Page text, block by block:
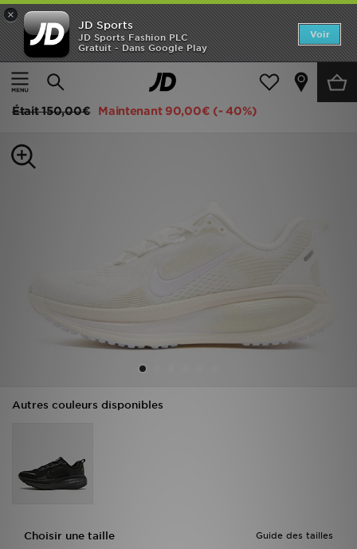
×
JD Sports
JD Sports Fashion PLC
Gratuit - Dans Google Play
Voir
Accueil
Femme Chaussures Femme Baskets
Nike Vomero 18 Femme
Était150,00€ Maintenant 90,00€ (- 40%)
Autres couleurs disponibles
Guide des tailles
Choisir une taille
Accueil
Nouveautés
Enfant
Service client
Télécharge l'Appli